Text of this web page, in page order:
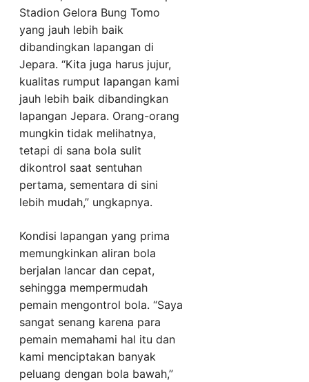
Stadion Gelora Bung Tomo
yang jauh lebih baik
dibandingkan lapangan di
Jepara. “Kita juga harus jujur,
kualitas rumput lapangan kami
jauh lebih baik dibandingkan
lapangan Jepara. Orang-orang
mungkin tidak melihatnya,
tetapi di sana bola sulit
dikontrol saat sentuhan
pertama, sementara di sini
lebih mudah,” ungkapnya.
Kondisi lapangan yang prima
memungkinkan aliran bola
berjalan lancar dan cepat,
sehingga mempermudah
pemain mengontrol bola. “Saya
sangat senang karena para
pemain memahami hal itu dan
kami menciptakan banyak
peluang dengan bola bawah,”